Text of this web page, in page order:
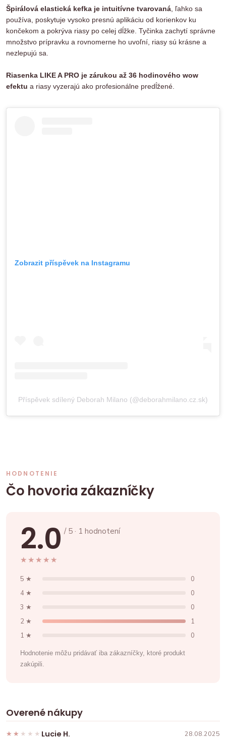
Špirálová elastická kefka je intuitívne tvarovaná , ľahko sa
používa, poskytuje vysoko presnú aplikáciu od korienkov ku
končekom a pokrýva riasy po celej dĺžke. Tyčinka zachytí správne
množstvo prípravku a rovnomerne ho uvoľní, riasy sú krásne a
nezlepujú sa.
Riasenka LIKE A PRO je zárukou až 36 hodinového wow
efektu a riasy vyzerajú ako profesionálne predĺžené.
Zobrazit příspěvek na Instagramu
Příspěvek sdílený Deborah Milano (@deborahmilano.cz.sk)
HODNOTENIE
Čo hovoria zákazníčky
2.0 / 5 · 1 hodnotení
★★★★★
★★★★★
5 ★
0
4 ★
0
3 ★
0
2 ★
1
1 ★
0
Hodnotenie môžu pridávať iba zákazníčky, ktoré produkt
zakúpili.
Overené nákupy
★★★★★
★★★★★ Lucie H. 28.08.2025